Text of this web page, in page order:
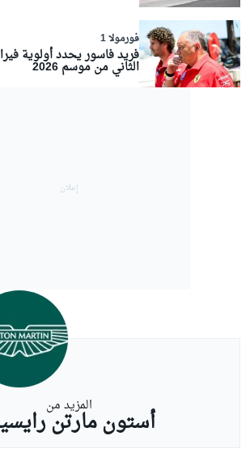
فورمولا 1
فريد فاسور يحدد أولوية
الثاني من موسم 2026
المزيد من
أستون مارتن